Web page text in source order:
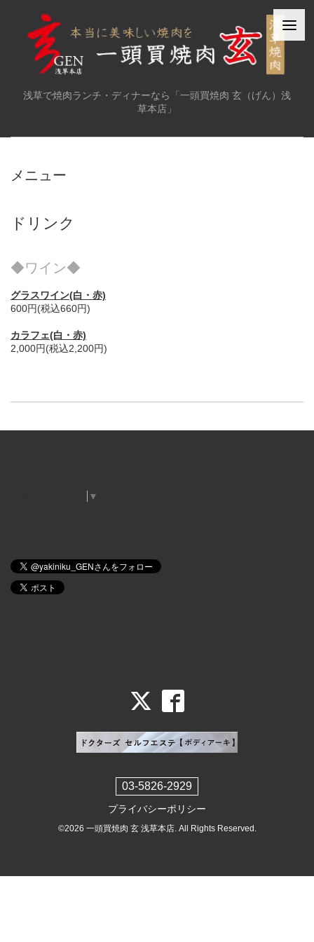
浅草で焼肉ランチ・ディナーなら「一頭買焼肉 玄（げん）浅
草本店」
メニュー
ドリンク
◆ワイン◆
グラスワイン(白・赤)
600円(税込660円)
カラフェ(白・赤)
2,000円(税込2,200円)
▼
03-5826-2929
プライバシーポリシー
©2026 一頭買焼肉 玄 浅草本店. All Rights Reserved.